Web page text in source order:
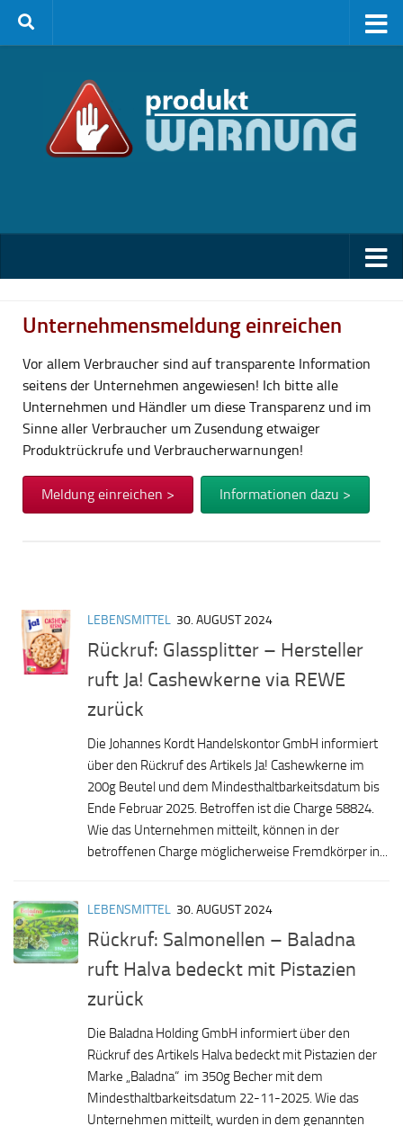
Zum Inhalt springen
Unternehmensmeldung einreichen
Vor allem Verbraucher sind auf transparente Information
seitens der Unternehmen angewiesen! Ich bitte alle
Unternehmen und Händler um diese Transparenz und im
Sinne aller Verbraucher um Zusendung etwaiger
Produktrückrufe und Verbraucherwarnungen!
Meldung einreichen > Informationen dazu >
LEBENSMITTEL 30. AUGUST 2024
Rückruf: Glassplitter – Hersteller
ruft Ja! Cashewkerne via REWE
zurück
Die Johannes Kordt Handelskontor GmbH informiert
über den Rückruf des Artikels Ja! Cashewkerne im
200g Beutel und dem Mindesthaltbarkeitsdatum bis
Ende Februar 2025. Betroffen ist die Charge 58824.
Wie das Unternehmen mitteilt, können in der
betroffenen Charge möglicherweise Fremdkörper in...
LEBENSMITTEL 30. AUGUST 2024
Rückruf: Salmonellen – Baladna
ruft Halva bedeckt mit Pistazien
zurück
Die Baladna Holding GmbH informiert über den
Rückruf des Artikels Halva bedeckt mit Pistazien der
Marke „Baladna“ im 350g Becher mit dem
Mindesthaltbarkeitsdatum 22-11-2025. Wie das
Unternehmen mitteilt, wurden in dem genannten